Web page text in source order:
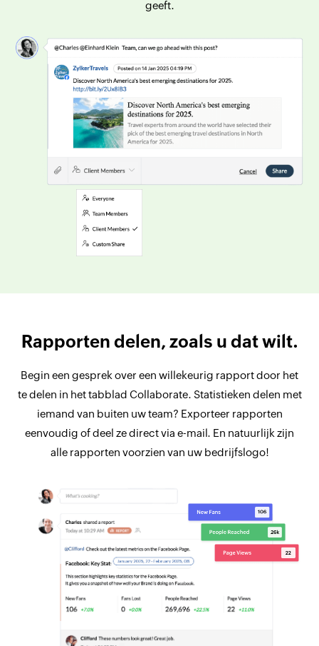
geeft.
Rapporten delen, zoals u dat wilt.
Begin een gesprek over een willekeurig rapport door het
te delen in het tabblad Collaborate. Statistieken delen met
iemand van buiten uw team? Exporteer rapporten
eenvoudig of deel ze direct via e-mail. En natuurlijk zijn
alle rapporten voorzien van uw bedrijfslogo!